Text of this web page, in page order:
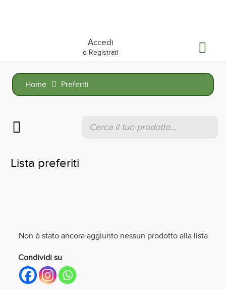
Accedi
o Registrati
Home Preferiti
Lista preferiti
Non è stato ancora aggiunto nessun prodotto alla lista
Condividi su
search